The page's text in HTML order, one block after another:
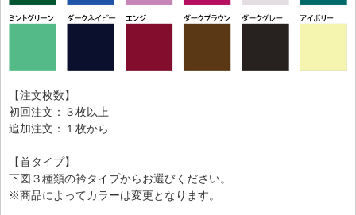
【注文枚数】
初回注文：３枚以上
追加注文：１枚から
【首タイプ】
下図３種類の衿タイプからお選びください。
※商品によってカラーは変更となります。